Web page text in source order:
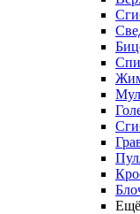
Ещё